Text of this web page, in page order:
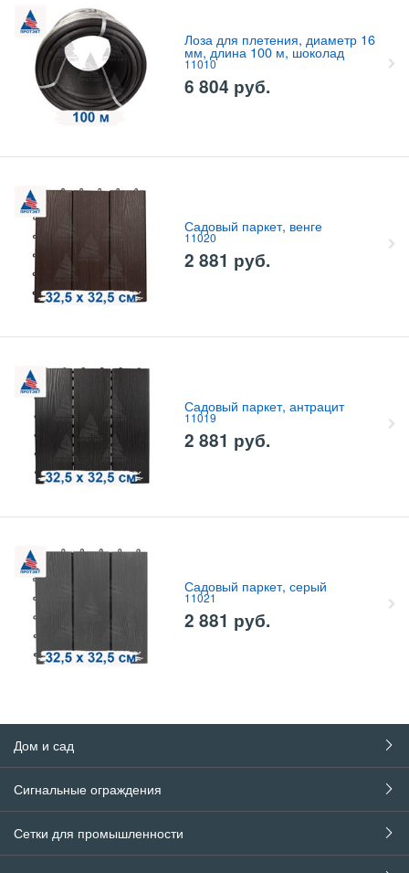
Лоза для плетения, диаметр 16
мм, длина 100 м, шоколад
11010
6 804 руб.
Садовый паркет, венге
11020
2 881 руб.
Садовый паркет, антрацит
11019
2 881 руб.
Садовый паркет, серый
11021
2 881 руб.
Дом и сад
Сигнальные ограждения
Сетки для промышленности